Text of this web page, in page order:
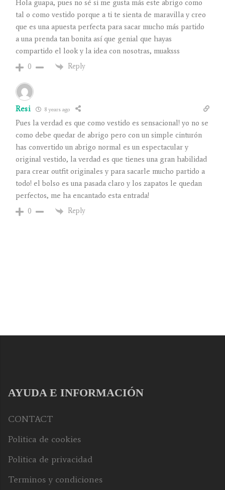
Hola guapa, pues no sé si me gusta más este abrigo como
tal o como vestido porque a ti te sienta de maravilla y creo
que es una apuesta perfecta para sacar mucho más partido
a una prenda tan bonita así que genial que hayas
compartido el look y la idea con nosotras, muaksss
0 Reply
Resi 8 years ago
Pues la verdad es que como vestido es sensacional! yo no se
como debe quedar de abrigo pero con un simple cinturón
has convertido un abrigo normal es un espectacular y
original vestido, la verdad es que tienes una gran habilidad
para crear outfit originales y para sacarle mucho partido a
todo! el bolso es una pasada claro y los zapatos le quedan
perfectos, me ha encantado esta entrada!
0 Reply
AYUDA E INFORMACIÓN
CONTACT
Politica de cookies
Politica de privacidad
Terminos y condiciones